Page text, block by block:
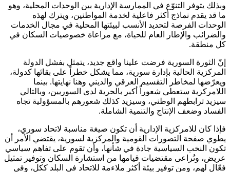
وبذلك يتوفر التنوّع في الممارسة الإدارية بين الوحدات المحلية، وهو
ما قد يقدم نماذج أكثر فاعلية لخدمة المواطنين، ويترك لهذه
الوحدات الفرصة لتحديد الأنسب لبيئتها المحلية في مجال الخدمات
والضرائب والإطار العام للحياة، مع مراعاة خصوصيات السكان في
كل منطقة.
إنّ الثورة السورية فرضت علينا واقع جديد، يتمثل بفشل الدولة
المركزية الحالية بإدارة سورية، مما يشكل خطراً على بقائها كدولة،
ويعرّضها لمخاطر التقسيم العرقي والديني وهنا نهايتها. بينما
اللامركزية ستعطي شعوراً أكبر بالحرية لدى السوريين، وبالتالي
سيزيد ترابطهم الوطني، وسيزيد كذلك شعورهم بالمسؤولية تجاه
الفساد وضعف الإنتاج والتنمية الشاملة.
فإذا كان للامركزية الإدارية أن تكون صيغة مناسبة لاتحاد سوري،
يطوي صفحة التصورات القومية والمركزية لسورية، يقتضي الأمر أن
تكون النخب السياسية جادة في شأنها، وأن تقوم على تفاهم سياسي
عريض، وتُراعى مقتضيات قيامها من استشارة السكان وتوفير تمثيل
فعّال لهم، ومن توفير بيئة أكثر ملاءمة للاتحاد في البلد ككل، وفي